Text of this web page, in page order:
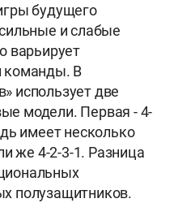
будущего
и слабые
варьирует
команды. В
использует две
модели. Первая - 4-
имеет несколько
же 4-2-3-1. Разница
полузащитников.